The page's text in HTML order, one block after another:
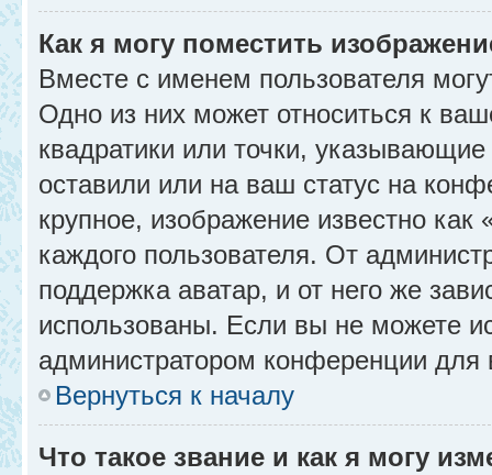
Как я могу поместить
Вместе с именем пользователя
Одно из них может относиться к
квадратики или точки,
оставили или на ваш статус на
крупное, изображение известно
каждого пользователя. От
поддержка аватар, и от него же
использованы. Если вы не можете
администратором конференции для
Вернуться к началу
Что такое звание и как я могу